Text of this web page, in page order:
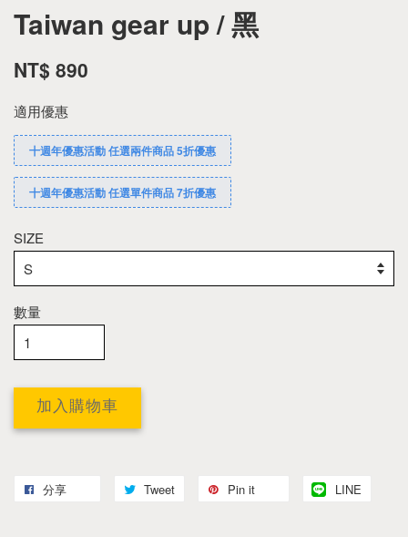
Taiwan gear up / 黑
NT$ 890
適用優惠
十週年優惠活動 任選兩件商品 5折優惠
十週年優惠活動 任選單件商品 7折優惠
SIZE
數量
加入購物車
分享 Tweet Pin it LINE